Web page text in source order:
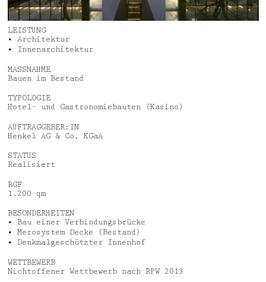
Aktuelles
Medien, Vorträge & Dialog
Jobs
LEISTUNG
• Architektur
• Innenarchitektur
MASSNAHME
Bauen im Bestand
TYPOLOGIE
Hotel- und Gastronomiebauten (Kasino)
AUFTRAGGEBER:IN
Henkel AG & Co. KGaA
STATUS
Realisiert
BGF
1.200 qm
BESONDERHEITEN
• Bau einer Verbindungsbrücke
• Merosystem Decke (Bestand)
• Denkmalgeschützter Innenhof
WETTBEWERB
Nichtoffener Wettbewerb nach RPW 2013